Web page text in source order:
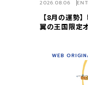
【8月の運勢
翼の王国限定
2026.08.06
WEB